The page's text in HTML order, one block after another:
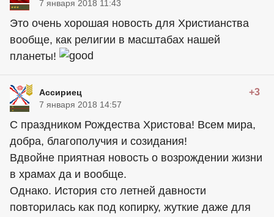
7 января 2018 11:43
Это очень хорошая новость для Христианства
вообще, как религии в масштабах нашей
планеты!
Ассириец +3
7 января 2018 14:57
С праздником Рождества Христова! Всем мира,
добра, благополучия и созидания!
Вдвойне приятная новость о возрождении жизни
в храмах да и вообще.
Однако. История сто летней давности
повторилась как под копирку, жуткие даже для